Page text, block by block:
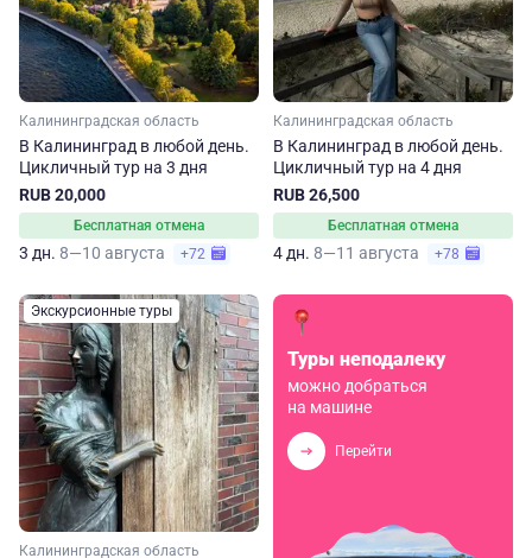
Калининградская область
В Калининград в любой день.
Цикличный тур на 3 дня
RUB 20,000
Бесплатная отмена
3 дн. 8—10 августа +72
Калининградская область
В Калининград в любой день.
Цикличный тур на 4 дня
RUB 26,500
Бесплатная отмена
4 дн. 8—11 августа +78
Экскурсионные туры
Калининградская область
Туры неподалеку
можно добраться
на машине
Перейти